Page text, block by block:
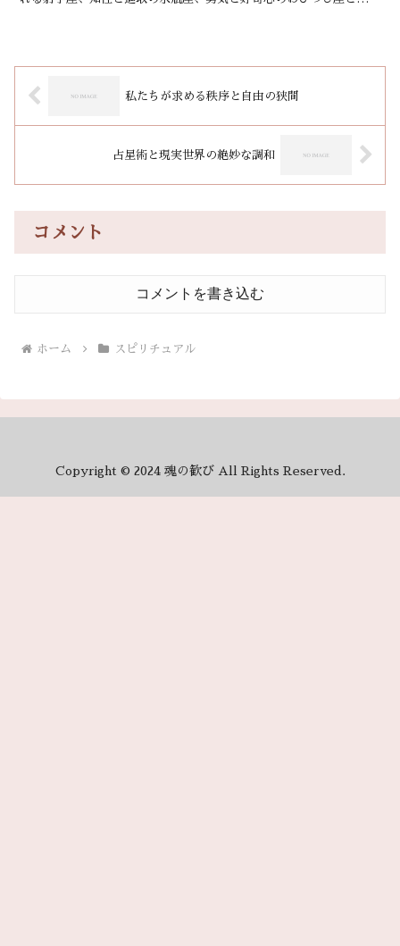
私たちが求める秩序と自由の狭間
占星術と現実世界の絶妙な調和
コメント
コメントを書き込む
ホーム スピリチュアル
Copyright © 2024 魂の歓び All Rights Reserved.